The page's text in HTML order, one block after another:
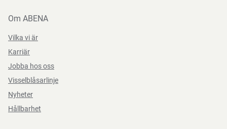
Om ABENA
Vilka vi är
Karriär
Jobba hos oss
Visselblåsarlinje
Nyheter
Hållbarhet